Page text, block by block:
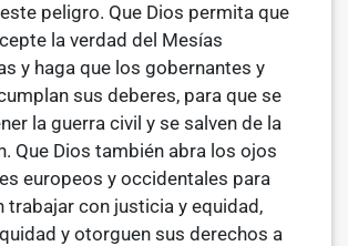
peligro. Que Dios permita que
la verdad del Mesías
y haga que los gobernantes y
sus deberes, para que se
la guerra civil y se salven de la
Que Dios también abra los ojos
europeos y occidentales para
trabajar con justicia y equidad,
y otorguen sus derechos a